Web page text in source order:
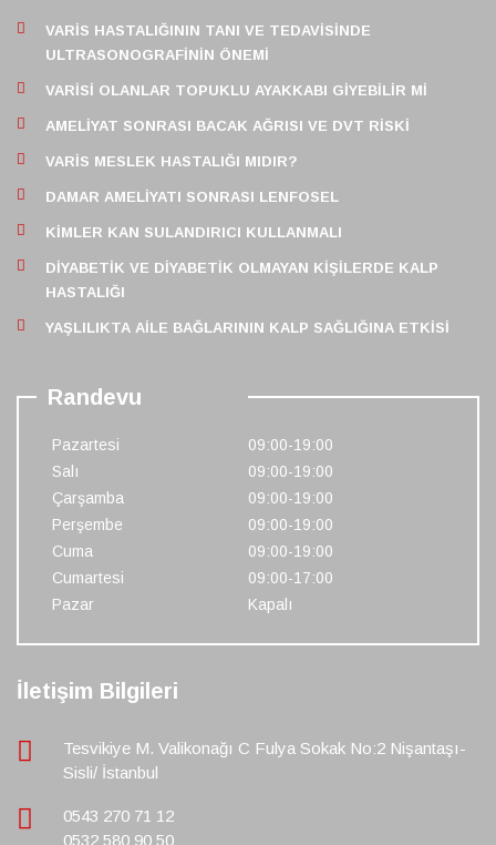
VARIS HASTALIĞININ TANI VE TEDAVISINDE
ULTRASONOGRAFININ ÖNEMI
VARISI OLANLAR TOPUKLU AYAKKABI GIYEBILIR MI
AMELIYAT SONRASI BACAK AĞRISI VE DVT RISKI
VARIS MESLEK HASTALIĞI MIDIR?
DAMAR AMELIYATI SONRASI LENFOSEL
KIMLER KAN SULANDIRICI KULLANMALI
DIYABETIK VE DIYABETIK OLMAYAN KIŞILERDE KALP
HASTALIĞI
YAŞLILIKTA AILE BAĞLARININ KALP SAĞLIĞINA ETKISI
Randevu
Pazartesi
09:00-19:00
Salı
09:00-19:00
Çarşamba
09:00-19:00
Perşembe
09:00-19:00
Cuma
09:00-19:00
Cumartesi
09:00-17:00
Pazar
Kapalı
İletişim Bilgileri
Tesvikiye M. Valikonağı C Fulya Sokak No:2 Nişantaşı-
Sisli/ İstanbul
0543 270 71 12
0532 580 90 50